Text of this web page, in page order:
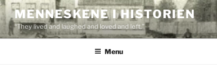
Skip
to
content
MENNESKENE I HISTORIEN
“They lived and laughed and loved and left.”
Menu